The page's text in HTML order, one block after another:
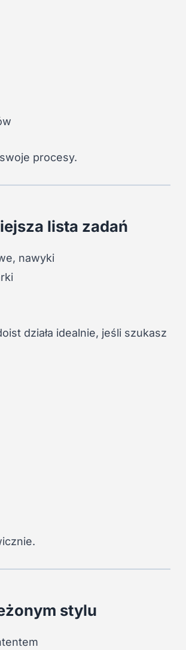
procesy.
lista zadań
nawyki
działa idealnie, jeśli szukasz
stylu